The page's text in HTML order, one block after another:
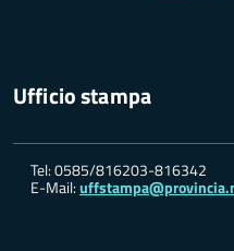
Ufficio stampa
Tel: 0585/816203-816342
E-Mail: